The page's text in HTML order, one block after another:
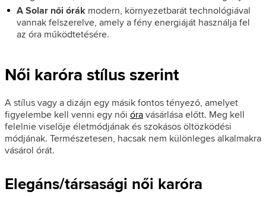
A Solar női órák modern, környezetbarát technológiával
vannak felszerelve, amely a fény energiáját használja fel
az óra működtetésére.
Női karóra stílus szerint
A stílus vagy a dizájn egy másik fontos tényező, amelyet
figyelembe kell venni egy női óravásárlása előtt. Meg kell
felelnie viselője életmódjának és szokásos öltözködési
módjának. Természetesen, hacsak nem különleges alkalmakra
vásárol órát.
Elegáns/társasági női karóra